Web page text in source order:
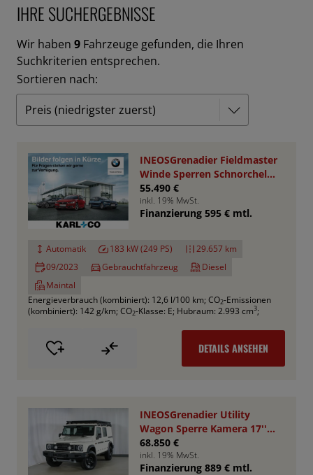
IHRE SUCHERGEBNISSE
Wir haben 9 Fahrzeuge gefunden, die Ihren
Suchkriterien entsprechen.
Sortieren nach:
INEOSGrenadier Fieldmaster
Winde Sperren Schnorchel
Rhino Rack
55.490 €
inkl. 19% MwSt.
Finanzierung 595 € mtl.
Automatik 183 kW (249 PS)
29.657 km
09/2023
Gebrauchtfahrzeug
Diesel
Maintal
Energieverbrauch (kombiniert): 12,6 l/100 km; CO2-Emissionen
(kombiniert): 142 g/km; CO2-Klasse: E; Hubraum: 2.993 cm3;
DETAILS ANSEHEN
INEOSGrenadier Utility
Wagon Sperre Kamera 17''
AHK RHINO
68.850 €
inkl. 19% MwSt.
Finanzierung 889 € mtl.